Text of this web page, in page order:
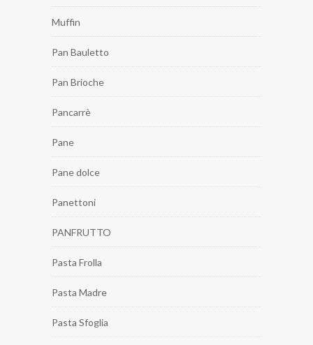
Muffin
Pan Bauletto
Pan Brioche
Pancarrè
Pane
Pane dolce
Panettoni
PANFRUTTO
Pasta Frolla
Pasta Madre
Pasta Sfoglia